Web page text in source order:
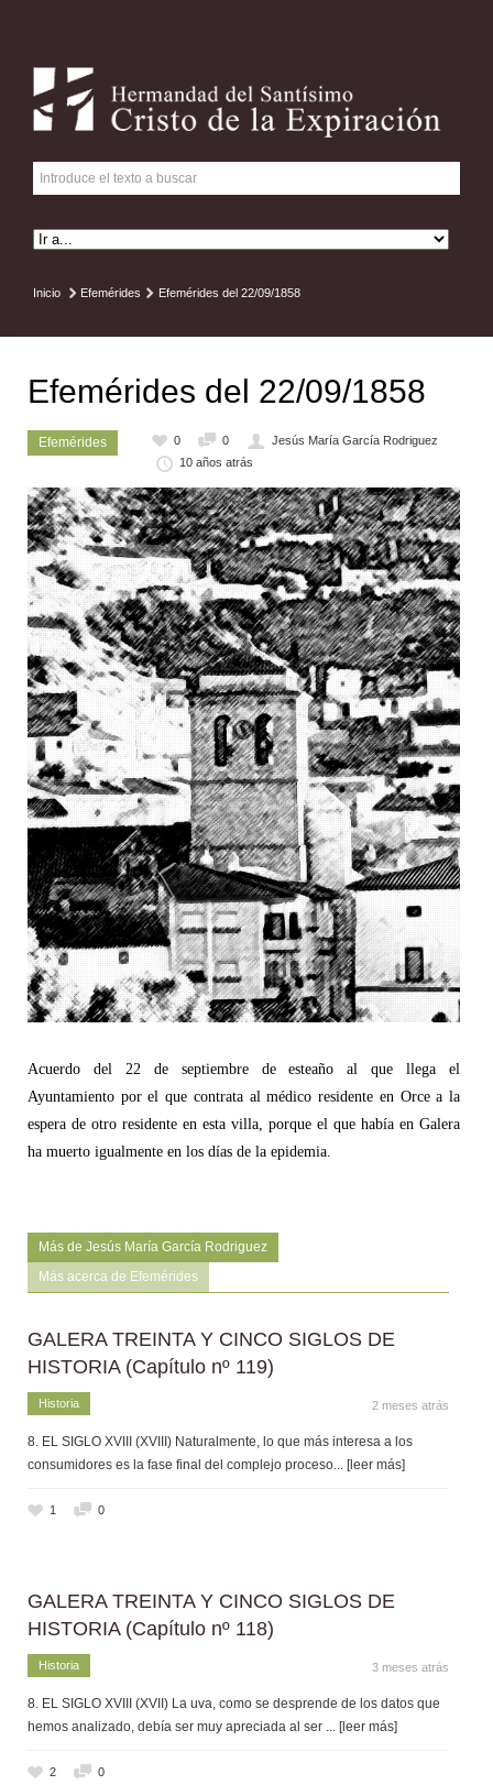
Inicio Efemérides Efemérides del 22/09/1858
Efemérides del 22/09/1858
Efemérides 0 0
Jesús María García Rodriguez
10 años atrás
Acuerdo del 22 de septiembre de esteaño al que llega el
Ayuntamiento por el que contrata al médico residente en Orce a la
espera de otro residente en esta villa, porque el que había en Galera
ha muerto igualmente en los días de la epidemia.
Más de Jesús María García Rodriguez
Más acerca de Efemérides
GALERA TREINTA Y CINCO SIGLOS DE
HISTORIA (Capítulo nº 119)
Historia 2 meses atrás
8. EL SIGLO XVIII (XVIII) Naturalmente, lo que más interesa a los
consumidores es la fase final del complejo proceso... [leer más]
1 0
GALERA TREINTA Y CINCO SIGLOS DE
HISTORIA (Capítulo nº 118)
Historia 3 meses atrás
8. EL SIGLO XVIII (XVII) La uva, como se desprende de los datos que
hemos analizado, debía ser muy apreciada al ser ... [leer más]
2 0